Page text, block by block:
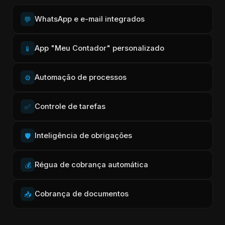
💬 WhatsApp e e-mail integrados
📱 App "Meu Contador" personalizado
⚙️ Automação de processos
✅ Controle de tarefas
🛡️ Inteligência de obrigações
💰 Régua de cobrança automática
📥 Cobrança de documentos